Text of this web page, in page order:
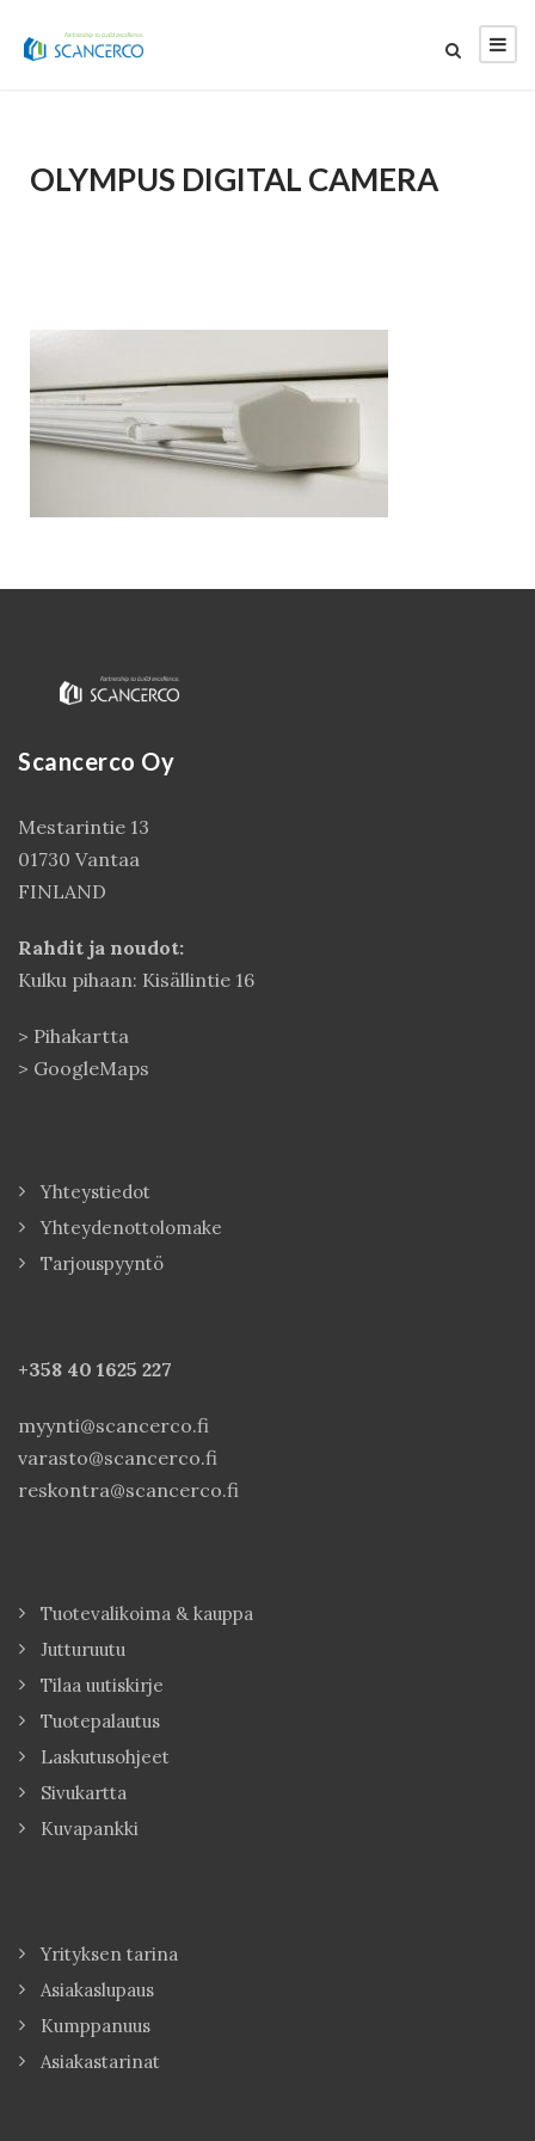
OLYMPUS DIGITAL CAMERA
Scancerco Oy
Mestarintie 13
01730 Vantaa
FINLAND
Rahdit ja noudot:
Kulku pihaan: Kisällintie 16
> Pihakartta
> GoogleMaps
Yhteystiedot
Yhteydenottolomake
Tarjouspyyntö
+358 40 1625 227
myynti@scancerco.fi
varasto@scancerco.fi
reskontra@scancerco.fi
Tuotevalikoima & kauppa
Jutturuutu
Tilaa uutiskirje
Tuotepalautus
Laskutusohjeet
Sivukartta
Kuvapankki
Yrityksen tarina
Asiakaslupaus
Kumppanuus
Asiakastarinat